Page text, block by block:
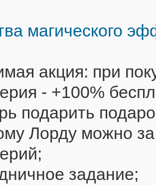
магического
акция: при
- +100%
подарить
Лорду можно
задание;